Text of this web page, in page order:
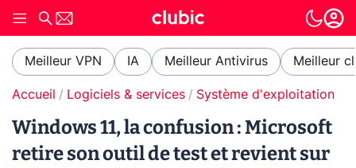
Meilleur VPN IA Meilleur Antivirus Meilleur
Accueil Logiciels & services Système d'exploitation
Windows 11, la confusion : Microsoft
retire son outil de test et revient sur